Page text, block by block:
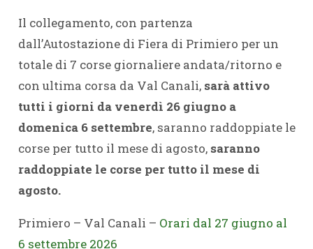
Il collegamento, con partenza
dall’Autostazione di Fiera di Primiero per un
totale di 7 corse giornaliere andata/ritorno e
con ultima corsa da Val Canali, sarà attivo
tutti i giorni da venerdì 26 giugno a
domenica 6 settembre, saranno raddoppiate le
corse per tutto il mese di agosto,saranno
raddoppiate le corse per tutto il mese di
agosto.
Primiero – Val Canali – Orari dal 27 giugno al
6 settembre 2026